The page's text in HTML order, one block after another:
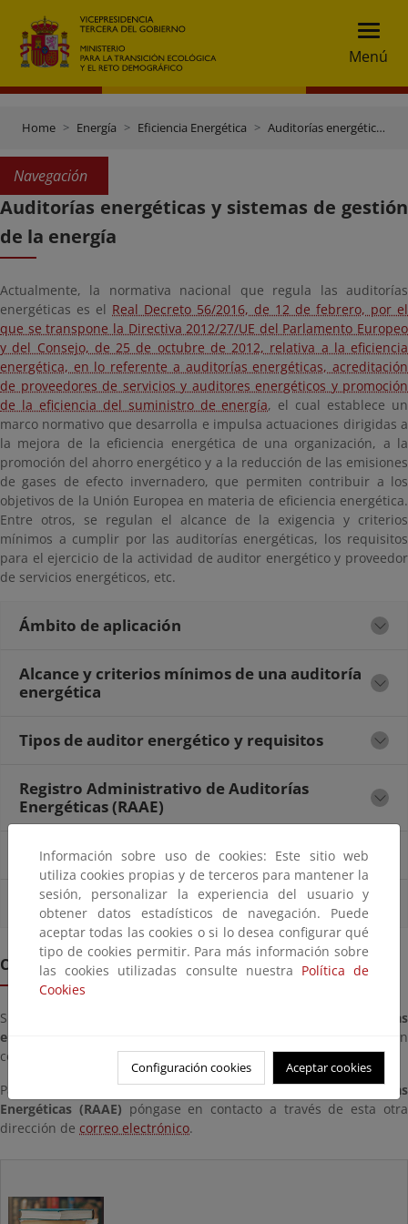
Menú
Home Energía Eficiencia Energética Auditorías energéticas y sistemas de gestión de la energía
Navegación
Auditorías energéticas y sistemas de gestión
de la energía
Actualmente, la normativa nacional que regula las auditorías
energéticas es el Real Decreto 56/2016, de 12 de febrero, por el
que se transpone la Directiva 2012/27/UE del Parlamento Europeo
y del Consejo, de 25 de octubre de 2012, relativa a la eficiencia
energética, en lo referente a auditorías energéticas, acreditación
de proveedores de servicios y auditores energéticos y promoción
de la eficiencia del suministro de energía, el cual establece un
marco normativo que desarrolla e impulsa actuaciones dirigidas a
la mejora de la eficiencia energética de una organización, a la
promoción del ahorro energético y a la reducción de las emisiones
de gases de efecto invernadero, que permiten contribuir a los
objetivos de la Unión Europea en materia de eficiencia energética.
Entre otros, se regulan el alcance de la exigencia y criterios
mínimos a cumplir por las auditorías energéticas, los requisitos
para el ejercicio de la actividad de auditor energético y proveedor
de servicios energéticos, etc.
Ámbito de aplicación
Alcance y criterios mínimos de una auditoría
energética
Tipos de auditor energético y requisitos
Registro Administrativo de Auditorías
Energéticas (RAAE)
Nueva directiva de eficiencia energética
Participación pública
Contacto
Si desea realizar alguna
consulta en lo referente a auditorías
energéticas y sistemas de gestión de la energía
póngase en
contacto a través de esta dirección decorreo electrónico.
Para
consultas sobre el Registro Administrativo de Auditorías
Energéticas (RAAE) póngase en contacto a través de esta otra
dirección de correo electrónico.
Información sobre uso de cookies: Este sitio web
utiliza cookies propias y de terceros para mantener la
sesión, personalizar la experiencia del usuario y
obtener datos estadísticos de navegación. Puede
aceptar todas las cookies o si lo desea configurar qué
tipo de cookies permitir. Para más información sobre
las cookies utilizadas consulte nuestra Política de
Cookies
Configuración cookies Aceptar cookies